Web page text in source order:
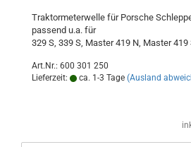
Traktormeterwelle für Porsche
passend u.a. für
329 S, 339 S, Master 419 N, Master 419
Art.Nr.: 600 301 250
Lieferzeit:
ca. 1-3 Tage (Ausland